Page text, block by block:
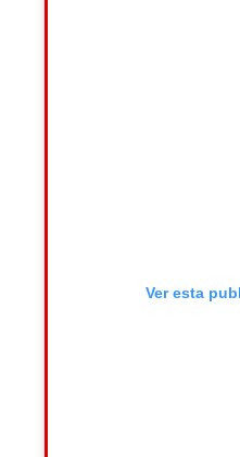
Ver esta